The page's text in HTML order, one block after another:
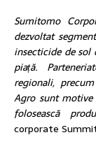
Sumitomo
dezvoltat
insecticide de
piață.
regionali,
Agro sunt
folosească
corporate